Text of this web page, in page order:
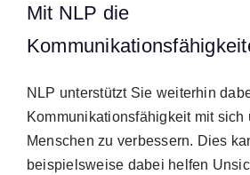
Mit NLP die
NLP unterstützt Sie weiterhin
Kommunikationsfähigkeit mit sich
Menschen zu verbessern. Dies
beispielsweise dabei helfen